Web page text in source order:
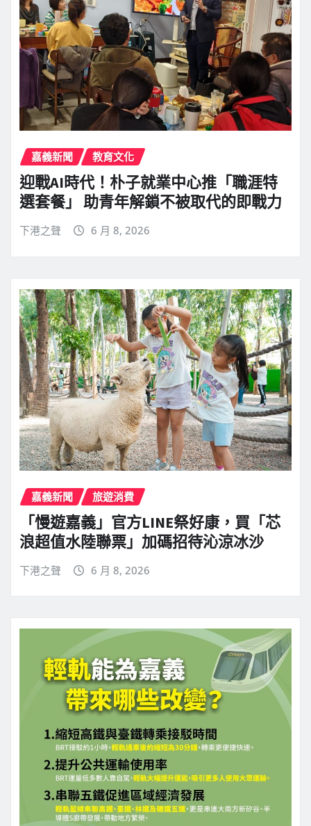
嘉義新聞 教育文化
迎戰AI時代！朴子就業中心推「職涯特
選套餐」 助青年解鎖不被取代的即戰力
下港之聲 6 月 8, 2026
嘉義新聞 旅遊消費
「慢遊嘉義」官方LINE祭好康，買「芯
浪超值水陸聯票」加碼招待沁涼冰沙
下港之聲 6 月 8, 2026